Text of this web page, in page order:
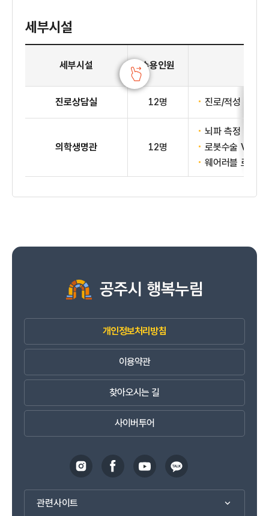
세부시설
1층 진로교육센터 세부시설
세부시설
수용인원
진로상담실 12명 진로/적성 검사
의학생명관 12명
뇌파 측정 및 원
로봇수술 VR체험
웨어러블 로봇
개인정보처리방침
이용약관
찾아오시는 길
사이버투어
관련사이트